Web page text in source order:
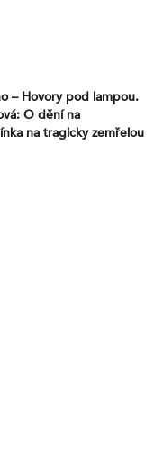
– Hovory pod lampou.
O dění na
na tragicky zemřelou